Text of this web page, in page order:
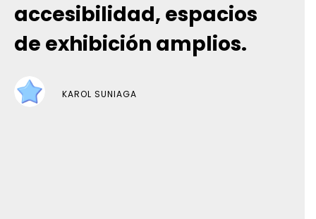
accesibilidad, espacios
de exhibición amplios.
KAROL SUNIAGA